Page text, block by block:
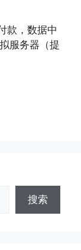
款，数据中
服务器（提
搜索